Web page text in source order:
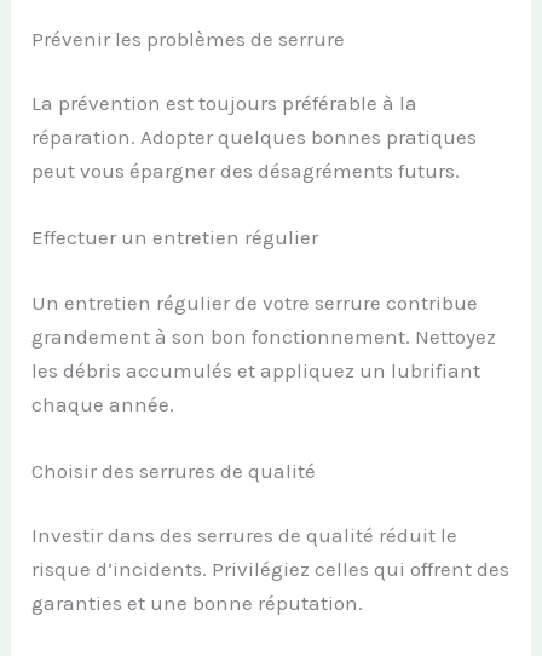
Prévenir les problèmes de serrure
La prévention est toujours préférable à la
réparation. Adopter quelques bonnes pratiques
peut vous épargner des désagréments futurs.
Effectuer un entretien régulier
Un entretien régulier de votre serrure contribue
grandement à son bon fonctionnement. Nettoyez
les débris accumulés et appliquez un lubrifiant
chaque année.
Choisir des serrures de qualité
Investir dans des serrures de qualité réduit le
risque d’incidents. Privilégiez celles qui offrent des
garanties et une bonne réputation.